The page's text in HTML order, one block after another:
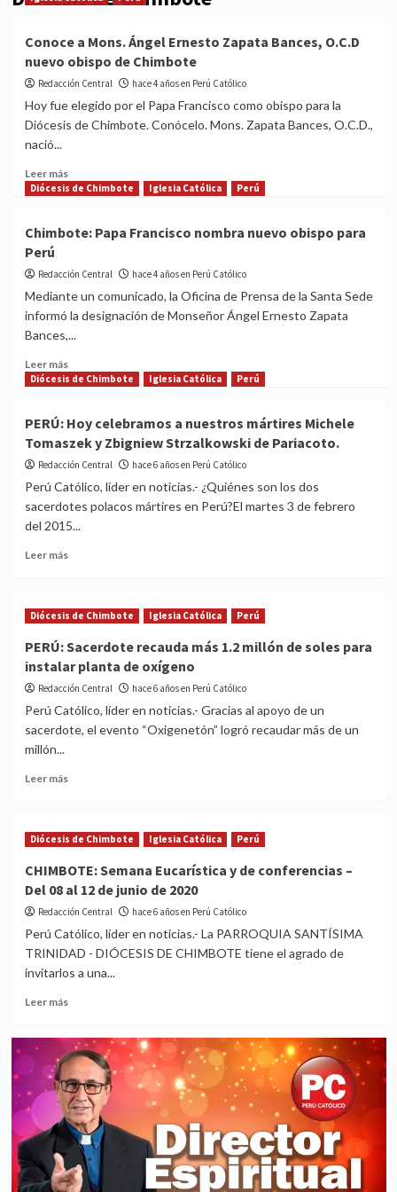
Conoce a Mons. Ángel Ernesto Zapata Bances, O.C.D
nuevo obispo de Chimbote
Redacción Central hace 4 años en Perú Católico
Hoy fue elegido por el Papa Francisco como obispo para la
Diócesis de Chimbote. Conócelo. Mons. Zapata Bances, O.C.D.,
nació...
Leer másRead
more
a
Ángel
Bances,
O.C.D
obispo
de
Diócesis de Chimbote Iglesia Católica Perú
Chimbote: Papa Francisco nombra nuevo obispo para
Perú
Redacción Central hace 4 años en Perú Católico
Mediante un comunicado, la Oficina de Prensa de la Santa Sede
informó la designación de Monseñor Ángel Ernesto Zapata
Bances,...
Leer másRead
more
Papa
Francisco
nombra
nuevo
obispo
para
Perú
Diócesis de Chimbote Iglesia Católica Perú
PERÚ: Hoy celebramos a nuestros mártires Michele
Tomaszek y Zbigniew Strzalkowski de Pariacoto.
Redacción Central hace 6 años en Perú Católico
Perú Católico, líder en noticias.- ¿Quiénes son los dos
sacerdotes polacos mártires en Perú?El martes 3 de febrero
del 2015...
Leer másRead
Hoy
a
nuestros
mártires
Michele
Tomaszek
y
Diócesis de Chimbote Iglesia Católica Perú
PERÚ: Sacerdote recauda más 1.2 millón de soles para
instalar planta de oxígeno
Redacción Central hace 6 años en Perú Católico
Perú Católico, líder en noticias.- Gracias al apoyo de un
sacerdote, el evento “Oxigenetón” logró recaudar más de un
millón...
Leer másRead
Sacerdote
más
1.2
millón
de
para
instalar
Diócesis de Chimbote Iglesia Católica Perú
CHIMBOTE: Semana Eucarística y de conferencias –
Del 08 al 12 de junio de 2020
Redacción Central hace 6 años en Perú Católico
Perú Católico, líder en noticias.- La PARROQUIA SANTÍSIMA
TRINIDAD - DIÓCESIS DE CHIMBOTE tiene el agrado de
invitarlos a una...
Leer másRead
CHIMBOTE:
Semana
Eucarística
y
de
conferencias
Del
08